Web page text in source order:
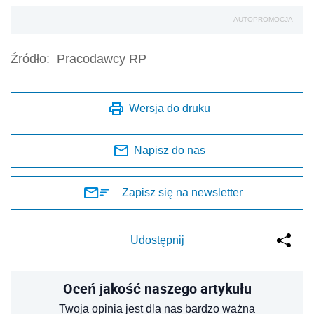
AUTOPROMOCJA
Źródło: Pracodawcy RP
Wersja do druku
Napisz do nas
Zapisz się na newsletter
Udostępnij
Oceń jakość naszego artykułu
Twoja opinia jest dla nas bardzo ważna